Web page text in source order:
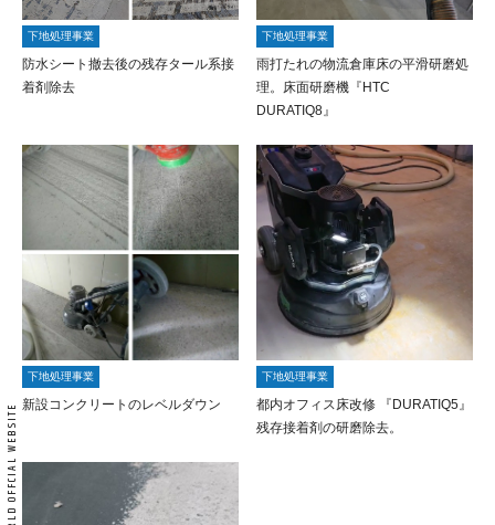
下地処理事業
防水シート撤去後の残存タール系接
着剤除去
下地処理事業
雨打たれの物流倉庫床の平滑研磨処
理。床面研磨機『HTC
DURATIQ8』
下地処理事業
新設コンクリートのレベルダウン
下地処理事業
都内オフィス床改修 『DURATIQ5』
残存接着剤の研磨除去。